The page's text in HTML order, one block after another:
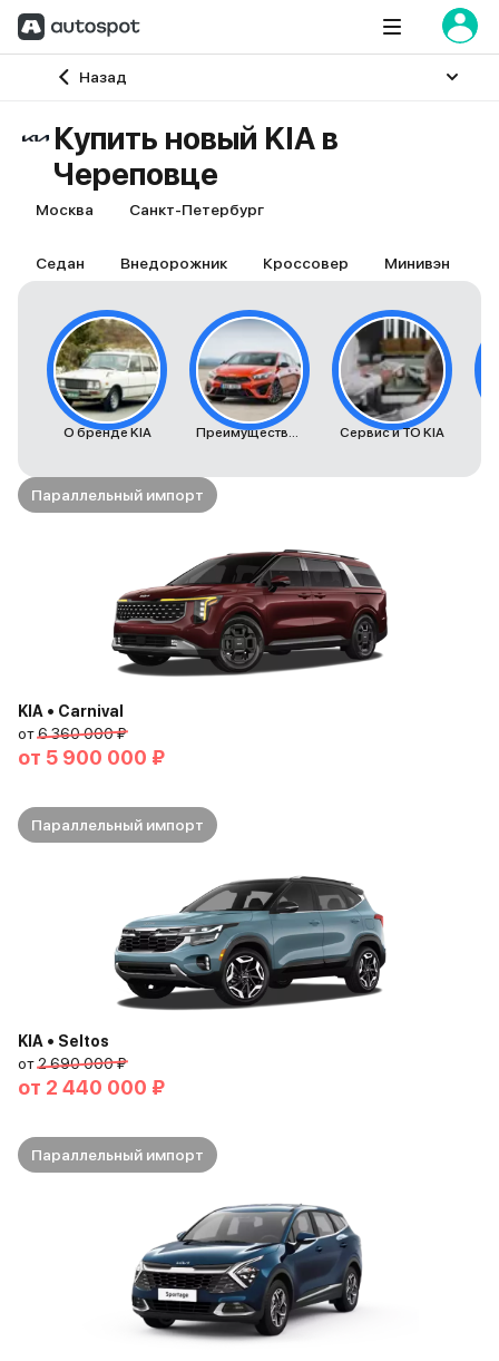
Назад
Главная
Купить новый KIA в
Череповце
Москва Санкт-Петербург
Седан Внедорожник Кроссовер Минивэн
О бренде KIA Преимущества автомобилей KIA Сервис и ТО KIA
Параллельный импорт
KIA • Carnival
от6 360 000 ₽
от 5 900 000 ₽
Параллельный импорт
KIA • Seltos
от2 690 000 ₽
от 2 440 000 ₽
Параллельный импорт